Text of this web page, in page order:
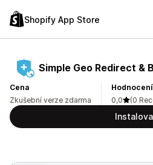
Shopify App Store
Simple Geo Redirect &
Cena
Zkušební verze zdarma
Hodnocení
0,0
(0